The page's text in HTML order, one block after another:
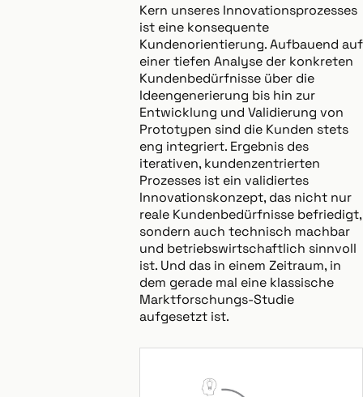
Kern unseres Innovationsprozesses
ist eine konsequente
Kundenorientierung. Aufbauend auf
einer tiefen Analyse der konkreten
Kundenbedürfnisse über die
Ideengenerierung bis hin zur
Entwicklung und Validierung von
Prototypen sind die Kunden stets
eng integriert. Ergebnis des
iterativen, kundenzentrierten
Prozesses ist ein validiertes
Innovationskonzept, das nicht nur
reale Kundenbedürfnisse befriedigt,
sondern auch technisch machbar
und betriebswirtschaftlich sinnvoll
ist. Und das in einem Zeitraum, in
dem gerade mal eine klassische
Marktforschungs-Studie
aufgesetzt ist.